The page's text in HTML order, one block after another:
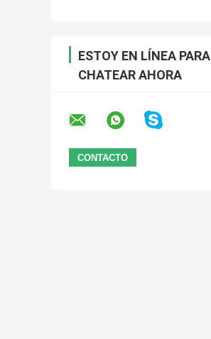
ESTOY EN LÍNEA PARA
CHATEAR AHORA